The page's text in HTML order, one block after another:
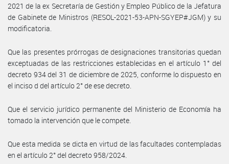
2021 de la ex Secretaría de Gestión y Empleo Público de la Jefatura
de Gabinete de Ministros (RESOL-2021-53-APN-SGYEP#JGM) y su
modificatoria.
Que las presentes prórrogas de designaciones transitorias quedan
exceptuadas de las restricciones establecidas en el artículo 1° del
decreto 934 del 31 de diciembre de 2025, conforme lo dispuesto en
el inciso d del artículo 2° de ese decreto.
Que el servicio jurídico permanente del Ministerio de Economía ha
tomado la intervención que le compete.
Que esta medida se dicta en virtud de las facultades contempladas
en el artículo 2° del decreto 958/2024.